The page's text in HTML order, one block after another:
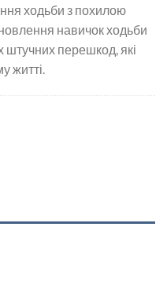
ходьби з похилою
навичок ходьби
штучних перешкод, які
житті.